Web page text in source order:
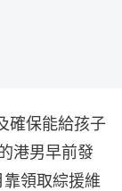
確保能給孩子
港男早前發
領取綜援維